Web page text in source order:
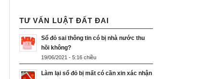
TƯ VẤN LUẬT ĐẤT ĐAI
Sổ đỏ sai thông tin có bị nhà nước thu
hồi không?
19/06/2021 - 5:16 chiều
Làm lại sổ đỏ bị mất có cần xin xác nhận